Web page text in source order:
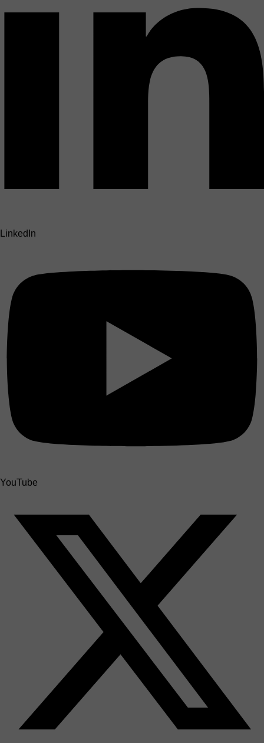
LinkedIn
YouTube